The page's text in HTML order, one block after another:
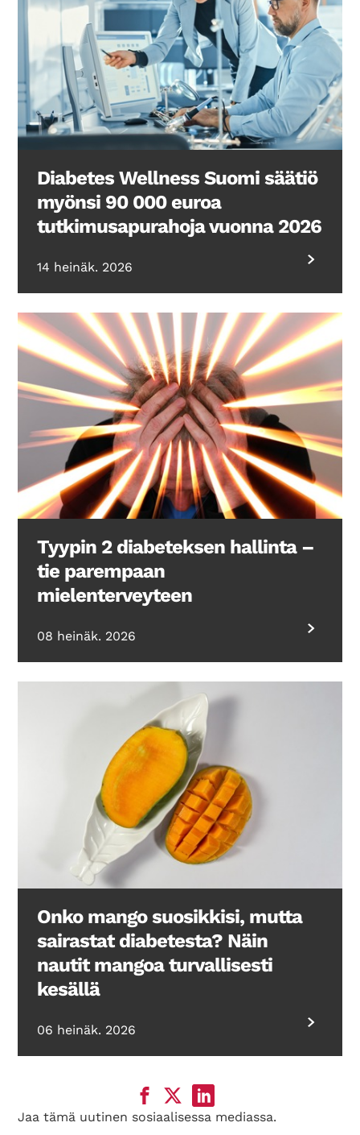
Diabetes Wellness Suomi säätiö
myönsi 90 000 euroa
tutkimusapurahoja vuonna 2026
14 heinäk. 2026
Tyypin 2 diabeteksen hallinta –
tie parempaan
mielenterveyteen
08 heinäk. 2026
Onko mango suosikkisi, mutta
sairastat diabetesta? Näin
nautit mangoa turvallisesti
kesällä
06 heinäk. 2026
Jaa tämä uutinen sosiaalisessa mediassa.